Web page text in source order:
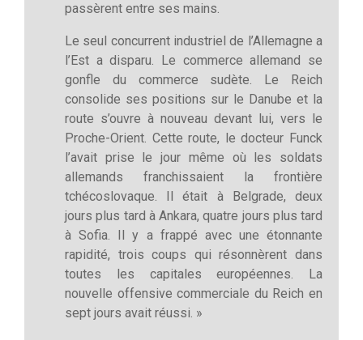
passèrent entre ses mains.
Le seul concurrent industriel de l’Allemagne a
l’Est a disparu. Le commerce allemand se
gonfle du commerce sudète. Le Reich
consolide ses positions sur le Danube et la
route s’ouvre à nouveau devant lui, vers le
Proche-Orient. Cette route, le docteur Funck
l’avait prise le jour même où les soldats
allemands franchissaient la frontière
tchécoslovaque. Il était à Belgrade, deux
jours plus tard à Ankara, quatre jours plus tard
à Sofia. Il y a frappé avec une étonnante
rapidité, trois coups qui résonnèrent dans
toutes les capitales européennes. La
nouvelle offensive commerciale du Reich en
sept jours avait réussi. »